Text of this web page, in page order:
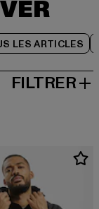
LES ARTICLES
FILTRER